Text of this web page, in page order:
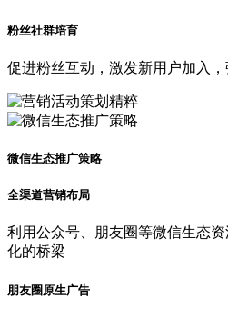
粉丝社群培育
促进粉丝互动，激发新用户加入
微信生态推广策略
全渠道营销布局
利用公众号、朋友圈等微信生态
化的桥梁
朋友圈原生广告